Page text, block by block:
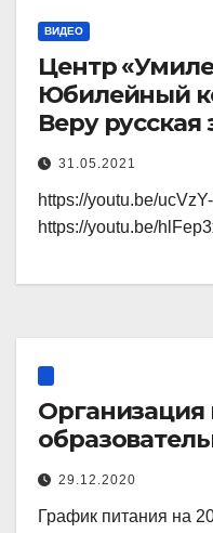
ВИДЕО
Центр
Юбилейный
Веру русская
31.05.2021
https://youtu.be/
https://youtu.be/
Организация
29.12.2020
График питания на